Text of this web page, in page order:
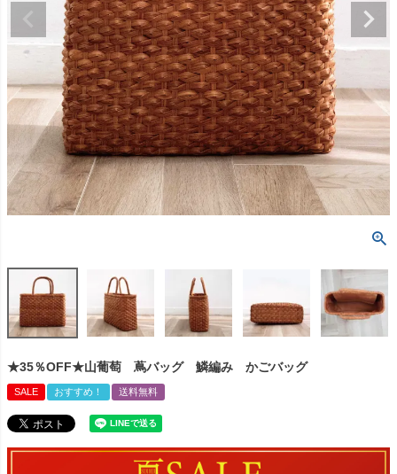
★35％OFF★山葡萄 蔦バッグ 鱗編み かごバッグ
SALE おすすめ！ 送料無料